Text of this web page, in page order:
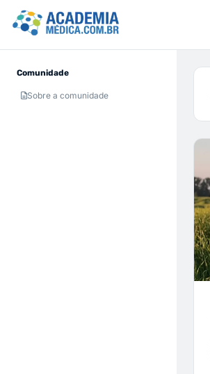
Comunidade
Sobre a comunidade